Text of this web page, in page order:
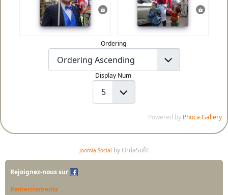
Ordering
Display Num
Powered by Phoca Gallery
Joomla Social by OrdaSoft!
Rejoignez-nous sur
Remerciements